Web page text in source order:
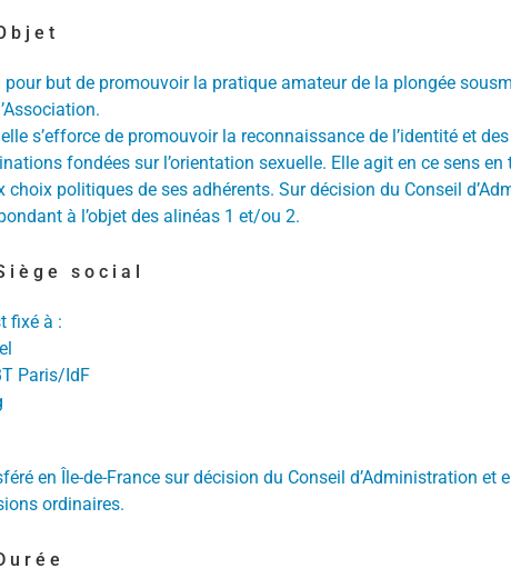
pour but de promouvoir la pratique amateur de la plongée
s’efforce de promouvoir la reconnaissance de l’identité et
fondées sur l’orientation sexuelle. Elle agit en ce sens
politiques de ses adhérents. Sur décision du Conseil
à l’objet des alinéas 1 et/ou 2.
social
fixé à :
Paris/IdF
en Île-de-France sur décision du Conseil d’Administration et
ordinaires.